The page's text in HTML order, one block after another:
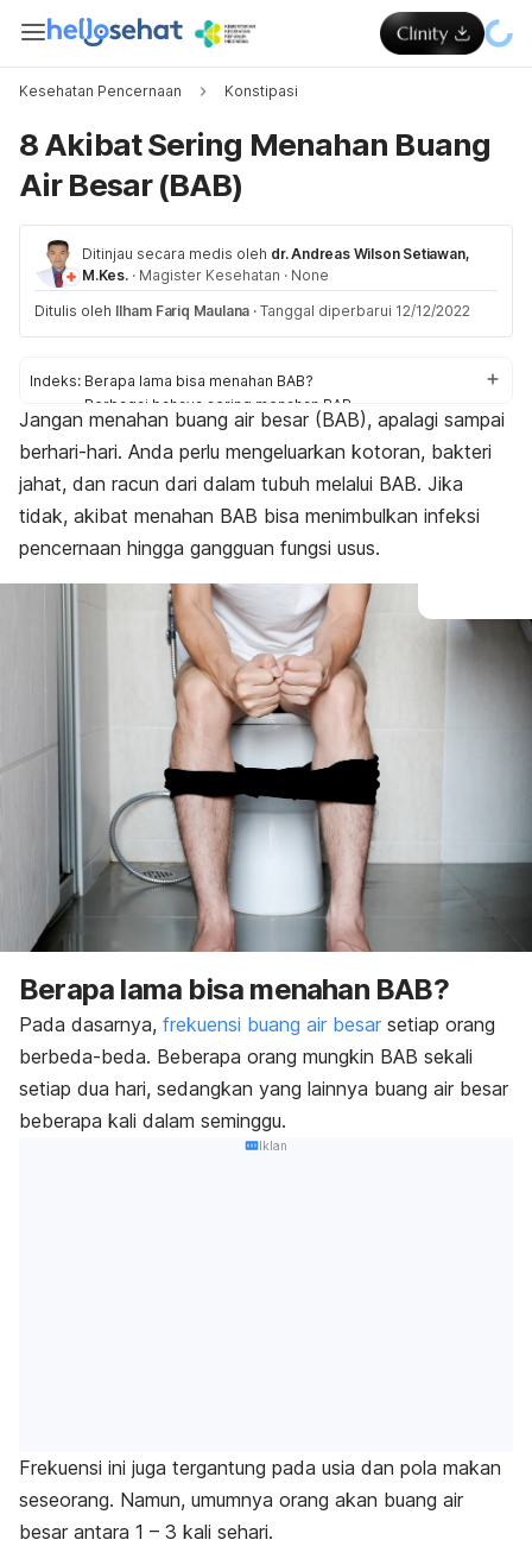
Kesehatan Pencernaan Konstipasi
8 Akibat Sering Menahan Buang
Air Besar (BAB)
Ditinjau secara medis oleh dr. Andreas Wilson Setiawan,
M.Kes. · Magister Kesehatan · None
Ditulis oleh Ilham Fariq Maulana · Tanggal diperbarui 12/12/2022
Indeks: Berapa lama bisa menahan BAB?
Berbagai bahaya sering menahan BAB
Jangan menahan buang air besar (BAB), apalagi sampai
berhari-hari. Anda perlu mengeluarkan kotoran, bakteri
jahat, dan racun dari dalam tubuh melalui BAB. Jika
tidak, akibat menahan BAB bisa menimbulkan infeksi
pencernaan hingga gangguan fungsi usus.
Berapa lama bisa menahan BAB?
Pada dasarnya, frekuensi buang air besar setiap orang
berbeda-beda. Beberapa orang mungkin BAB sekali
setiap dua hari, sedangkan yang lainnya buang air besar
beberapa kali dalam seminggu.
Iklan
Frekuensi ini juga tergantung pada usia dan pola makan
seseorang. Namun, umumnya orang akan buang air
besar antara 1 – 3 kali sehari.